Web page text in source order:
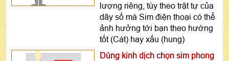
lượng riêng, tùy theo trật tự của
dãy số mà Sim điện thoại có thể
ảnh hưởng tới bạn theo hướng
tốt (Cát) hay xấu (hung)
Dùng kinh dịch chọn sim phong